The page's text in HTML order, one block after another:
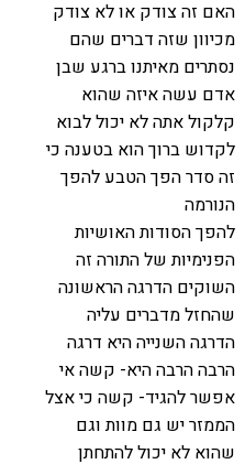
האם זה צודק או לא צודק
מכיוון שזה דברים שהם
נסתרים מאיתנו ברגע שבן
אדם עשה איזה שהוא
קלקול אתה לא יכול לבוא
לקדוש ברוך הוא בטענה כי
זה סדר הפך הטבע להפך
הנורמה
להפך הסודות האושיות
הפנימיות של התורה זה
השוקים הדרגה הראשונה
שהחזל מדברים עליה
הדרגה השנייה היא דרגה
הרבה הרבה היא- קשה אי
אפשר להגיד- קשה כי אצל
הממזר יש גם מוות וגם
שהוא לא יכול להתחתן